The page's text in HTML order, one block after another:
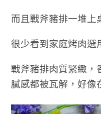
而且戰斧豬排一堆上
很少看到家庭烤肉選
戰斧豬排肉質緊緻，
膩感都被瓦解，好像